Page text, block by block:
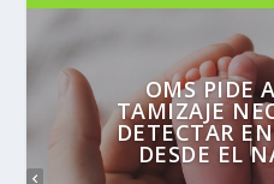
OMS PIDE
TAMIZAJE
DETECTAR
DESDE EL